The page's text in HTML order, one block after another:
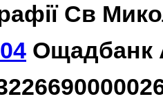
Св
Ощадбанк